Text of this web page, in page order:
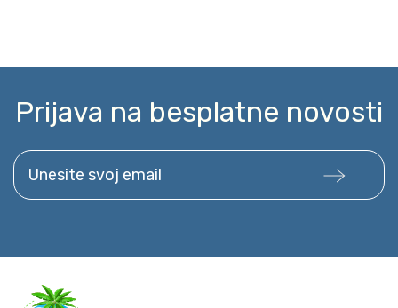
Prijava na besplatne novosti
Unesite svoj email